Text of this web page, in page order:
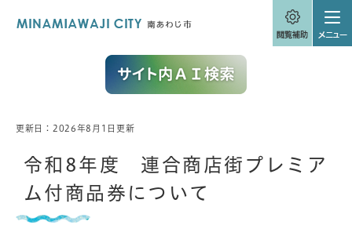
本
更新日：2026年8月1日更新
令和8年度 連合商店街プレミア
ム付商品券について